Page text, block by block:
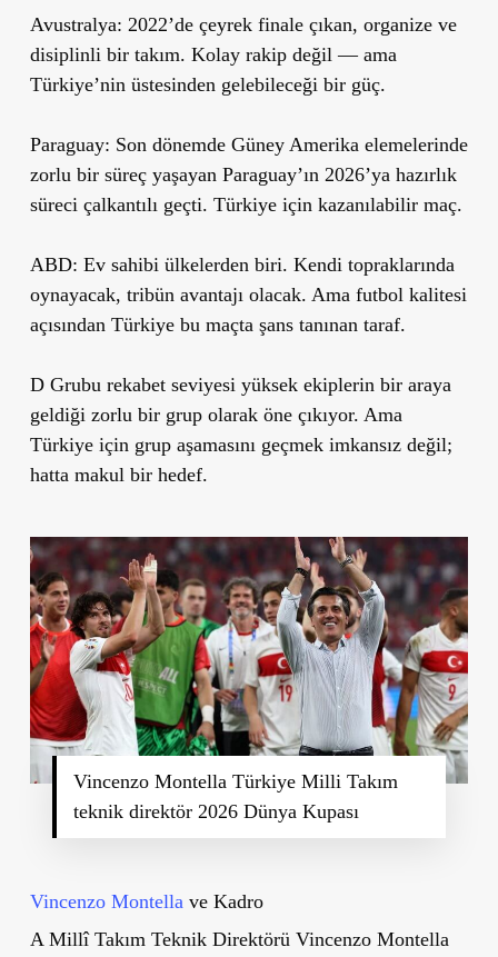
Avustralya: 2022’de çeyrek finale çıkan, organize ve
disiplinli bir takım. Kolay rakip değil — ama
Türkiye’nin üstesinden gelebileceği bir güç.
Paraguay: Son dönemde Güney Amerika elemelerinde
zorlu bir süreç yaşayan Paraguay’ın 2026’ya hazırlık
süreci çalkantılı geçti. Türkiye için kazanılabilir maç.
ABD: Ev sahibi ülkelerden biri. Kendi topraklarında
oynayacak, tribün avantajı olacak. Ama futbol kalitesi
açısından Türkiye bu maçta şans tanınan taraf.
D Grubu rekabet seviyesi yüksek ekiplerin bir araya
geldiği zorlu bir grup olarak öne çıkıyor. Ama
Türkiye için grup aşamasını geçmek imkansız değil;
hatta makul bir hedef.
Vincenzo Montella Türkiye Milli Takım
teknik direktör 2026 Dünya Kupası
Vincenzo Montellave Kadro
A Millî Takım Teknik Direktörü Vincenzo Montella